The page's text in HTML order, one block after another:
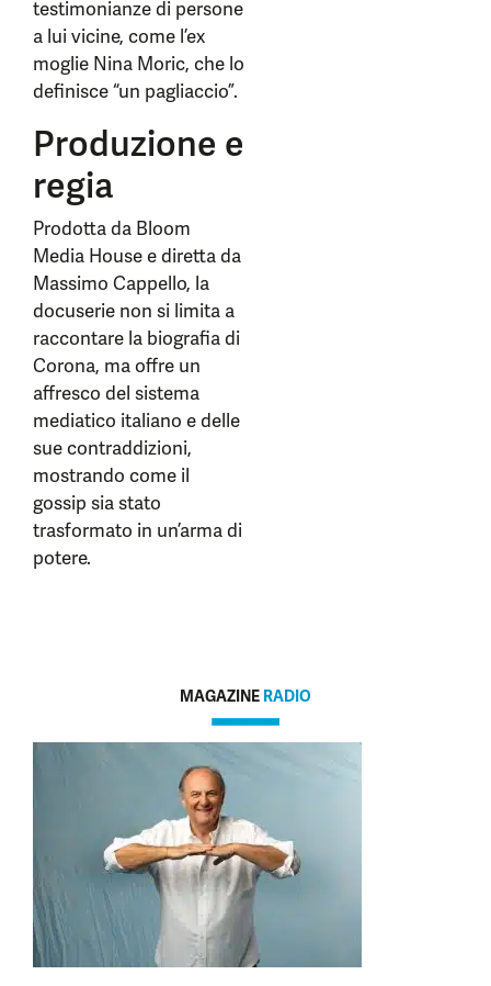
testimonianze di persone
a lui vicine, come l’ex
moglie Nina Moric, che lo
definisce “un pagliaccio”.
Produzione e
regia
Prodotta da Bloom
Media House e diretta da
Massimo Cappello, la
docuserie non si limita a
raccontare la biografia di
Corona, ma offre un
affresco del sistema
mediatico italiano e delle
sue contraddizioni,
mostrando come il
gossip sia stato
trasformato in un’arma di
potere.
MAGAZINE RADIO